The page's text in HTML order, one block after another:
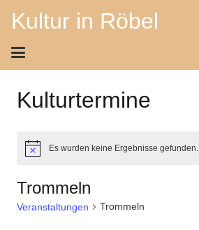
Kultur in Röbel
Kulturtermine
HinweisEs wurden keine Ergebnisse gefunden.
Trommeln
Veranstaltungen Trommeln